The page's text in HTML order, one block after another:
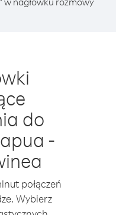
do
-
połączeń
Wybierz